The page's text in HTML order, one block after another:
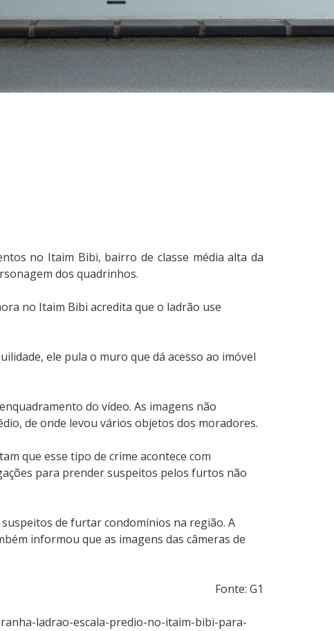
no Itaim Bibi, bairro de classe média alta da
dos quadrinhos.
no Itaim Bibi acredita que o ladrão use
ele pula o muro que dá acesso ao imóvel
do vídeo. As imagens não
de onde levou vários objetos dos moradores.
que esse tipo de crime acontece com
para prender suspeitos pelos furtos não
de furtar condomínios na região. A
informou que as imagens das câmeras de
Fonte: G1
ladrao-escala-predio-no-itaim-bibi-para-